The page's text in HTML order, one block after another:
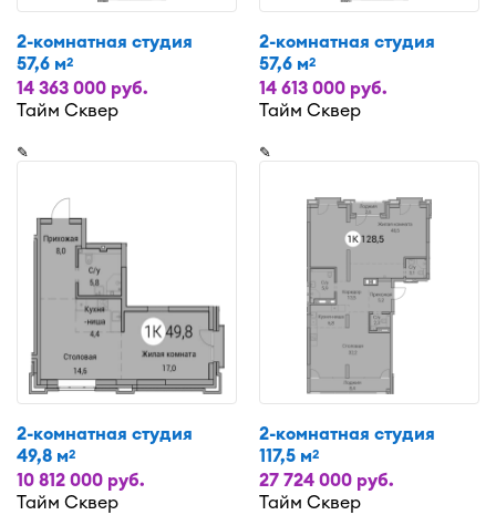
2-комнатная студия
57,6 м2
14 363 000 руб.
Тайм Сквер
2-комнатная студия
57,6 м2
14 613 000 руб.
Тайм Сквер
✎
2-комнатная студия
49,8 м2
10 812 000 руб.
Тайм Сквер
✎
2-комнатная студия
117,5 м2
27 724 000 руб.
Тайм Сквер